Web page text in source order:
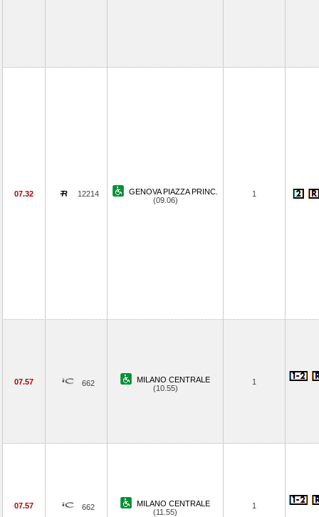
07.32 12214
GENOVA PIAZZA PRINC.
(09.06)
1
07.57 662
MILANO CENTRALE
(10.55)
1
07.57 662
MILANO CENTRALE
(11.55)
1